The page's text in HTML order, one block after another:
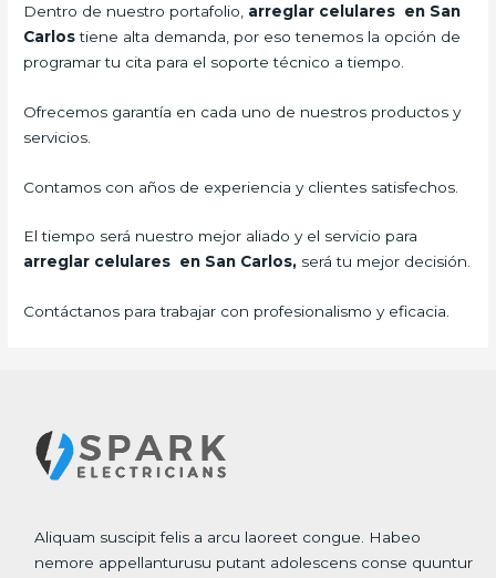
Dentro de nuestro portafolio, arreglar celulares en San
Carlostiene alta demanda, por eso tenemos la opción de
programar tu cita para el soporte técnico a tiempo.
Ofrecemos garantía en cada uno de nuestros productos y
servicios.
Contamos con años de experiencia y clientes satisfechos.
El tiempo será nuestro mejor aliado y el servicio para
arreglar celulares en San Carlos, será tu mejor decisión.
Contáctanos para trabajar con profesionalismo y eficacia.
Aliquam suscipit felis a arcu laoreet congue. Habeo
nemore appellanturusu putant adolescens conse quuntur